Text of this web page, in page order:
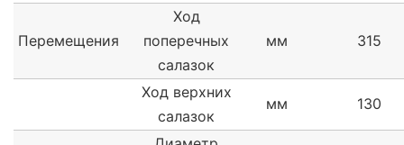
Перемещения
Ход
поперечных
салазок
мм 315
Ход верхних
салазок
мм 130